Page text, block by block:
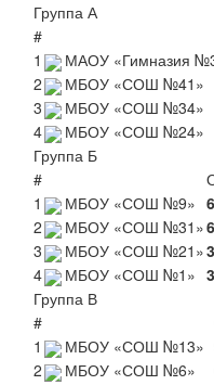
Группа А
#
1
МАОУ «Гимназия
2
МБОУ «СОШ №41»
3
МБОУ «СОШ №34»
4
МБОУ «СОШ №24»
Группа Б
#
1
МБОУ «СОШ №9» 6
2
МБОУ «СОШ №31»6
3
МБОУ «СОШ №21»3
4
МБОУ «СОШ №1» 3
Группа В
#
1
МБОУ «СОШ №13»
2
МБОУ «СОШ №6»